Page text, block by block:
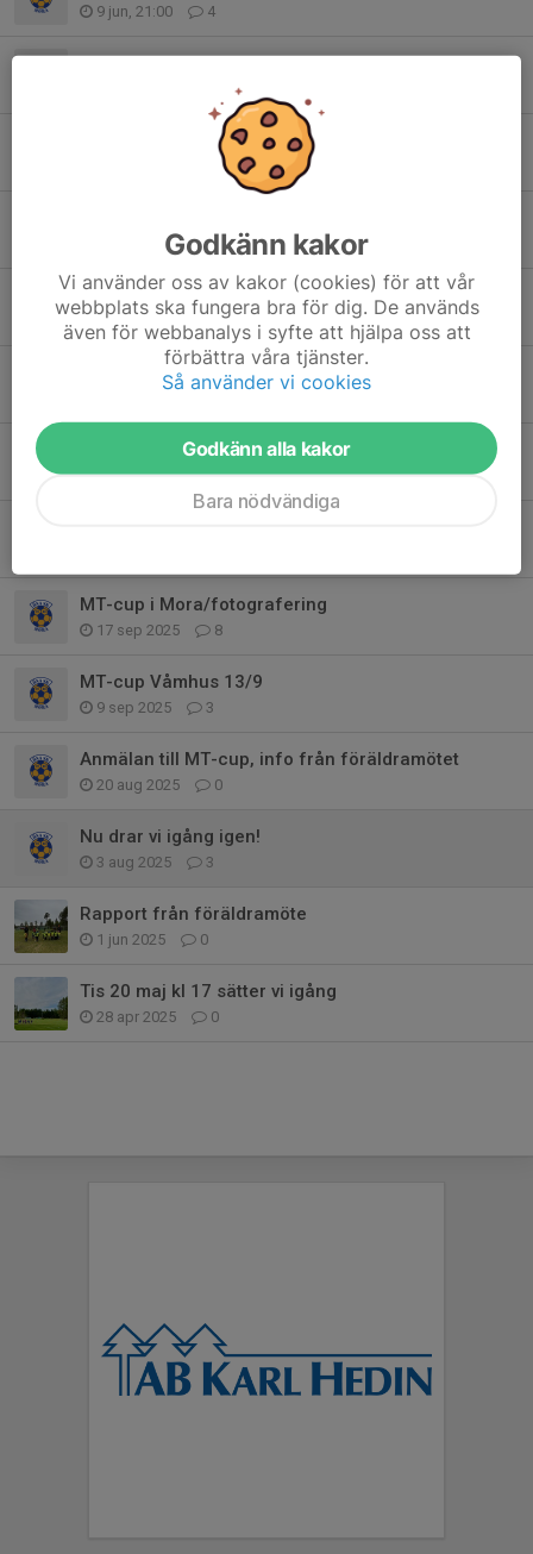
9 jun, 21:00 4
Arbetspass vasaloppets sommarveckor
MT-cupen i Älvdalen
0
20 maj, 21:42 0
Information från föräldramöte 12/5
13 maj, 09:42 0
Påminnelse: Kontaktuppgifter Vasaloppet 2026
Kontaktuppgifter Vasaloppsarbete PF19/20 2026
20 jan, 21:16 0
MT-cup i Mora/fotografering
17 sep 2025 8
MT-cup Våmhus 13/9
9 sep 2025 3
Anmälan till MT-cup, info från föräldramötet
20 aug 2025 0
Nu drar vi igång igen!
3 aug 2025 3
Rapport från föräldramöte
1 jun 2025 0
Tis 20 maj kl 17 sätter vi igång
28 apr 2025 0
Godkänn kakor
Vi använder oss av kakor (cookies) för att vår
webbplats ska fungera bra för dig. De används
även för webbanalys i syfte att hjälpa oss att
förbättra våra tjänster.
Så använder vi cookies
Godkänn alla kakor
Bara nödvändiga